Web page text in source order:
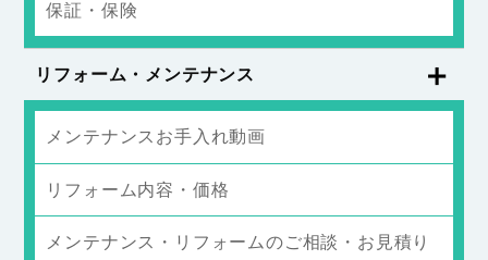
保証・保険
リフォーム・メンテナンス
メンテナンスお手入れ動画
リフォーム内容・価格
メンテナンス・リフォームのご相談・お見積り